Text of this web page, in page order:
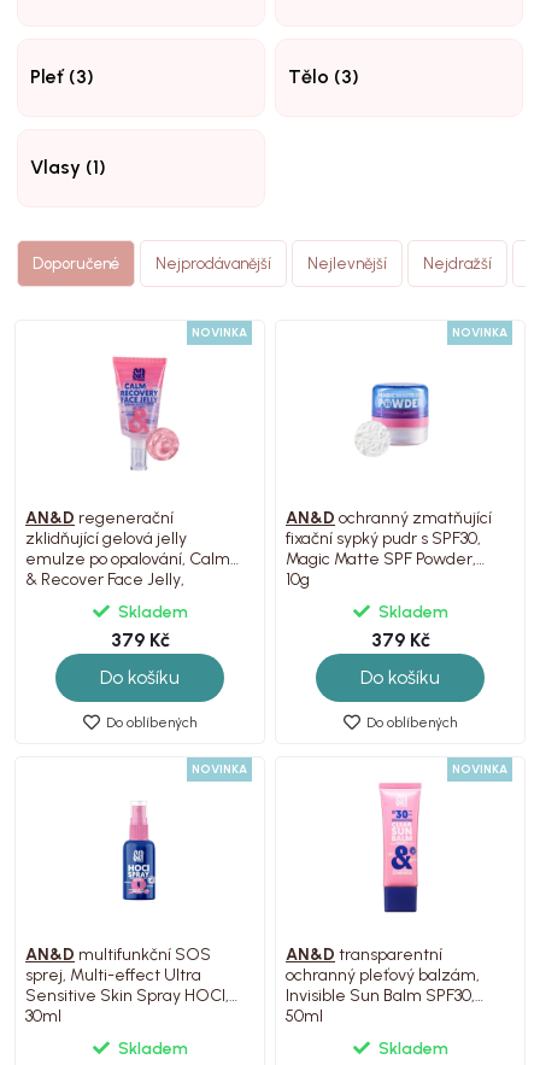
Pleť (3) Tělo (3)
Vlasy (1)
Doporučené Nejprodávanější Nejlevnější Nejdražší
NOVINKA
AN&D regenerační
zklidňující gelová jelly
emulze po opalování, Calm
& Recover Face Jelly,
Skladem
379 Kč
Do košíku
Do oblíbených
NOVINKA
AN&D ochranný zmatňující
fixační sypký pudr s SPF30,
Magic Matte SPF Powder,
10g
Skladem
379 Kč
Do košíku
Do oblíbených
NOVINKA
AN&D multifunkční SOS
sprej, Multi-effect Ultra
Sensitive Skin Spray HOCI,
30ml
Skladem
NOVINKA
AN&D transparentní
ochranný pleťový balzám,
Invisible Sun Balm SPF30,
50ml
Skladem